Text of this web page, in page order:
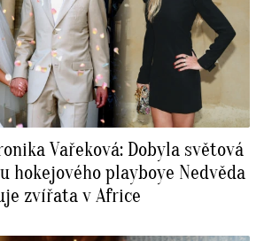
Vařeková: Dobyla světová
hokejového playboye Nedvěda
zvířata v Africe